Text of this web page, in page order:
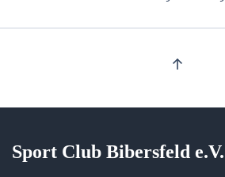
Sport Club Bibersfeld e.V.